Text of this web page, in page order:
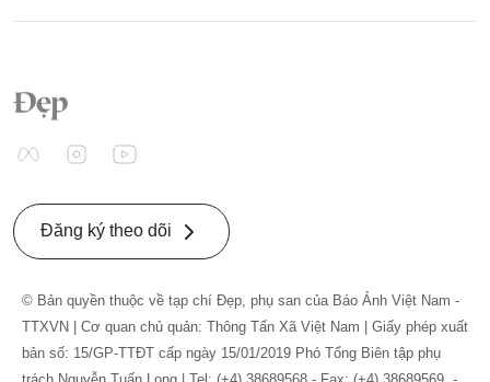
Đăng ký theo dõi
© Bản quyền thuộc về tạp chí Đẹp, phụ san của Báo Ảnh Việt Nam -
TTXVN | Cơ quan chủ quản: Thông Tấn Xã Việt Nam | Giấy phép xuất
bản số: 15/GP-TTĐT cấp ngày 15/01/2019 Phó Tổng Biên tập phụ